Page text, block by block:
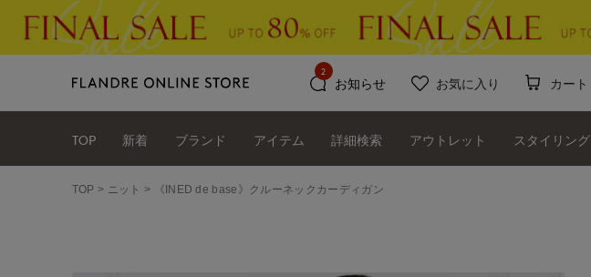
お知らせ
2
お気に入り カート
TOP 新着 ブランド アイテム 詳細検索 アウトレット スタイリング
TOP ニット 《INED de base》クルーネックカーディガン